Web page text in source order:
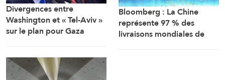
Divergences entre
Washington et « Tel-Aviv »
sur le plan pour Gaza
Bloomberg : La Chine
représente 97 % des
livraisons mondiales de